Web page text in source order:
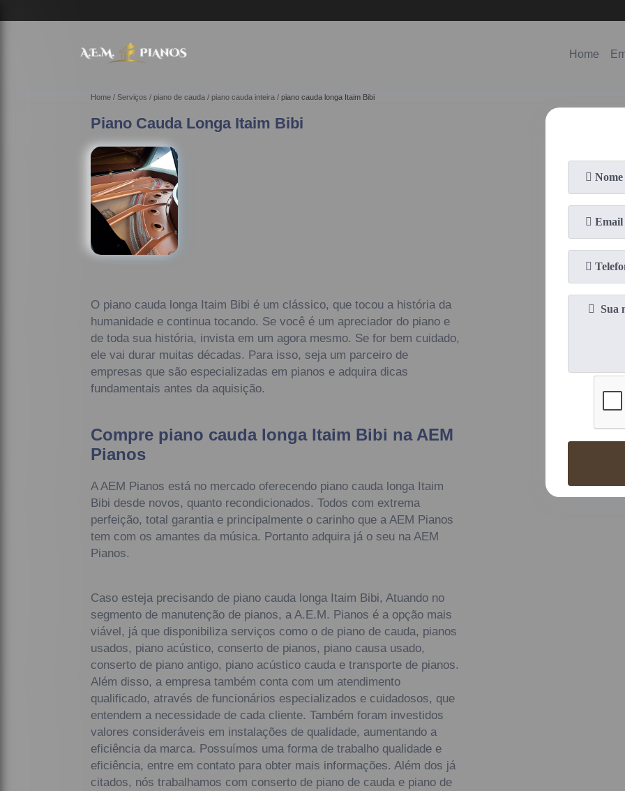
Home
Home Serviços piano de cauda piano cauda inteira piano cauda longa Itaim Bibi
Piano Cauda Longa Itaim Bibi
O piano cauda longa Itaim Bibi é um clássico, que tocou a história da
humanidade e continua tocando. Se você é um apreciador do piano e
de toda sua história, invista em um agora mesmo. Se for bem cuidado,
ele vai durar muitas décadas. Para isso, seja um parceiro de
empresas que são especializadas em pianos e adquira dicas
fundamentais antes da aquisição.
Compre piano cauda longa Itaim Bibi na AEM
Pianos
A AEM Pianos está no mercado oferecendo piano cauda longa Itaim
Bibi desde novos, quanto recondicionados. Todos com extrema
perfeição, total garantia e principalmente o carinho que a AEM Pianos
tem com os amantes da música. Portanto adquira já o seu na AEM
Pianos.
Caso esteja precisando de piano cauda longa Itaim Bibi, Atuando no
segmento de manutenção de pianos, a A.E.M. Pianos é a opção mais
viável, já que disponibiliza serviços como o de piano de cauda, pianos
usados, piano acústico, conserto de pianos, piano causa usado,
conserto de piano antigo, piano acústico cauda e transporte de pianos.
Além disso, a empresa também conta com um atendimento
qualificado, através de funcionários especializados e cuidadosos, que
entendem a necessidade de cada cliente. Também foram investidos
valores consideráveis em instalações de qualidade, aumentando a
eficiência da marca. Possuímos uma forma de trabalho qualidade e
eficiência, entre em contato para obter mais informações. Além dos já
citados, nós trabalhamos com conserto de piano de cauda e piano de